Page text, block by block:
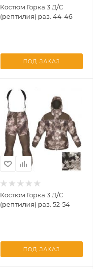
Костюм Горка 3 Д/С
(рептилия) раз. 44-46
ПОД ЗАКАЗ
Костюм Горка 3 Д/С
(рептилия) раз. 52-54
ПОД ЗАКАЗ